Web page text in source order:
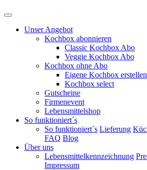
Unser Angebot
Kochbox abonnieren
Classic Kochbox Abo
Veggie Kochbox Abo
Kochbox ohne Abo
Eigene Kochbox erstellen
Kochbox select
Gutscheine
Firmenevent
Lebensmittelshop
So funktioniert´s
So funktioniert´s Lieferung
FAQ Blog
Über uns
Lebensmittelkennzeichnung
Impressum